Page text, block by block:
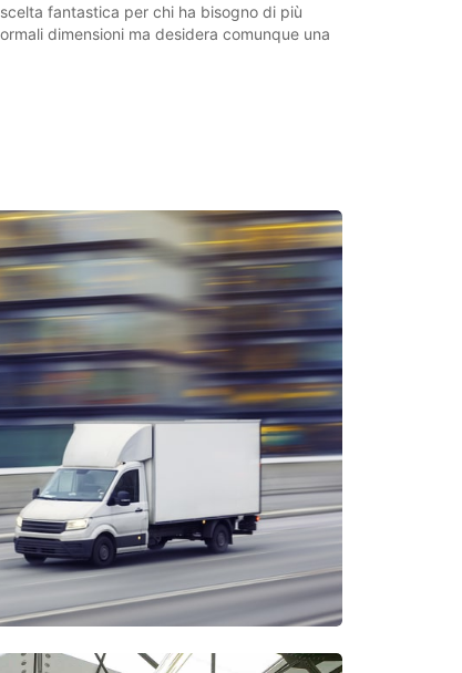
fantastica per chi ha bisogno di più
dimensioni ma desidera comunque una